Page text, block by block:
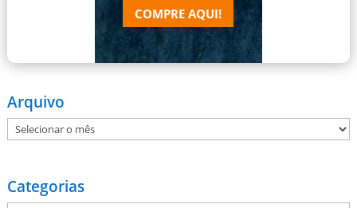
COMPRE AQUI!
Arquivo
Arquivo
Categorias